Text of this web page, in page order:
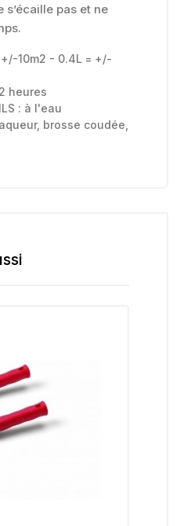
pas et ne
+/-10m2 - 0.4L = +/-
2 heures
: à l'eau
brosse coudée,